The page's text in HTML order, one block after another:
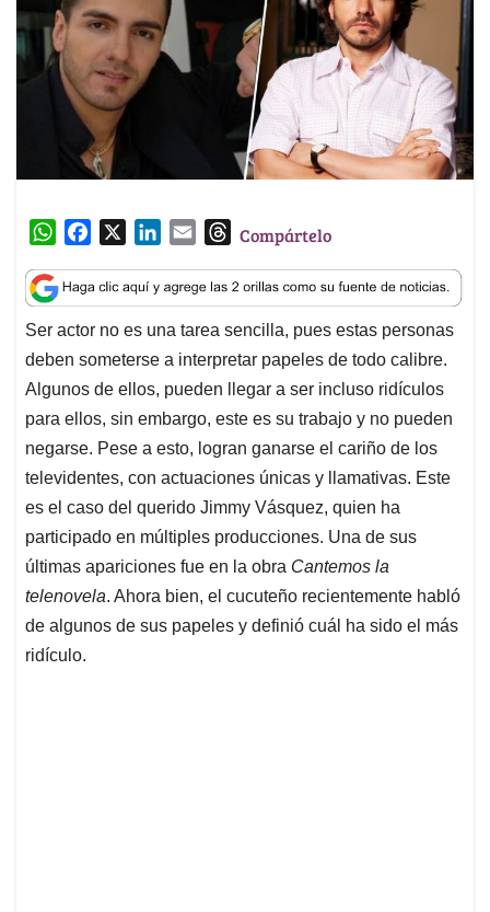
W
a
t
s
A
p
p
c
e
b
o
o
k
n
k
e
d
I
n
a
i
l
T
r
e
a
d
s
Compártelo
Ser actor no es una tarea sencilla, pues estas personas
deben someterse a interpretar papeles de todo calibre.
Algunos de ellos, pueden llegar a ser incluso ridículos
para ellos, sin embargo, este es su trabajo y no pueden
negarse. Pese a esto, logran ganarse el cariño de los
televidentes, con actuaciones únicas y llamativas. Este
es el caso del querido Jimmy Vásquez, quien ha
participado en múltiples producciones. Una de sus
últimas apariciones fue en la obra Cantemos la
telenovela. Ahora bien, el cucuteño recientemente habló
de algunos de sus papeles y definió cuál ha sido el más
ridículo.